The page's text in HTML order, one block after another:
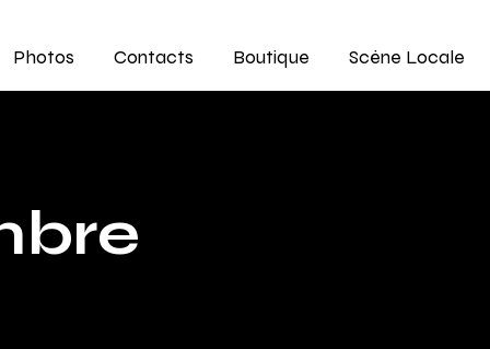
Photos Contacts Boutique Scène Locale